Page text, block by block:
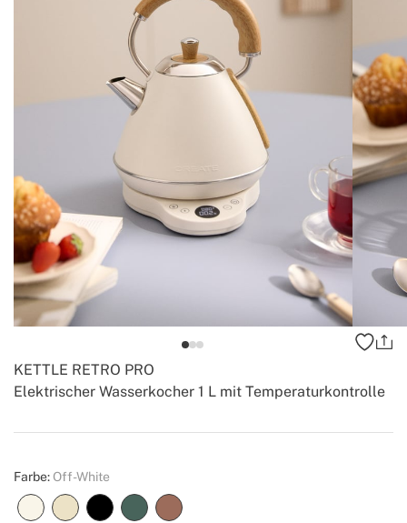
Elektrischer Wasserkocher 1 L mit Temperaturkontrolle
KETTLE RETRO PRO
Create
Farbe: Off-White